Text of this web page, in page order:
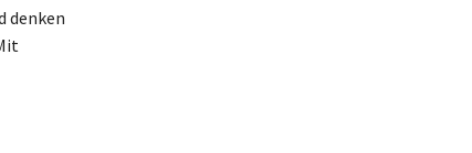
denken